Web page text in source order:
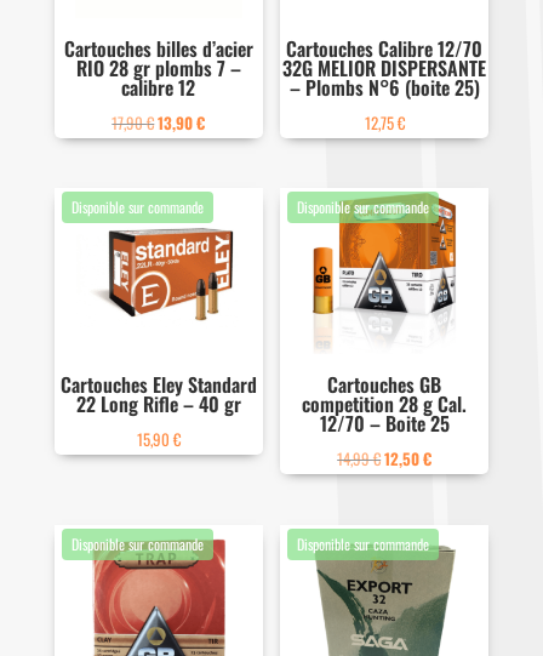
Cartouches billes d’acier
RIO 28 gr plombs 7 –
calibre 12
17,90€Le
était :
17,90 €.
13,90€Le
est :
13,90 €.
Cartouches Calibre 12/70
32G MELIOR DISPERSANTE
– Plombs N°6 (boite 25)
12,75€
Cartouches Eley Standard
22 Long Rifle – 40 gr
15,90 €
Cartouches GB
competition 28 g Cal.
12/70 – Boite 25
14,99€Le
était :
14,99 €.
12,50€Le
est :
12,50 €.